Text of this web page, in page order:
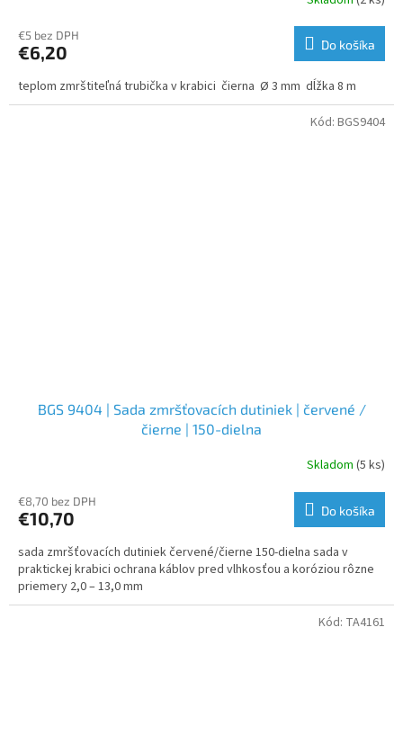
€5 bez DPH
€6,20 Do košíka
teplom zmrštiteľná trubička v krabici čierna Ø 3 mm dĺžka 8 m
BGS 9404 | Sada zmršťovacích dutiniek | červené /
čierne | 150-dielna
Skladom (5 ks)
€8,70 bez DPH
€10,70 Do košíka
sada zmršťovacích dutiniek červené/čierne 150-dielna sada v
praktickej krabici ochrana káblov pred vlhkosťou a koróziou rôzne
priemery 2,0 – 13,0 mm
Kód: BGS9404
Kód: TA4161